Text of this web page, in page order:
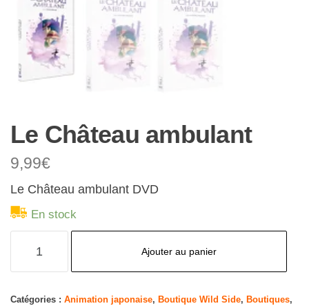
Le Château ambulant
9,99€
Le Château ambulant DVD
En stock
Château
Ajouter au panier
Catégories : Animation japonaise, Boutique Wild Side, Boutiques,